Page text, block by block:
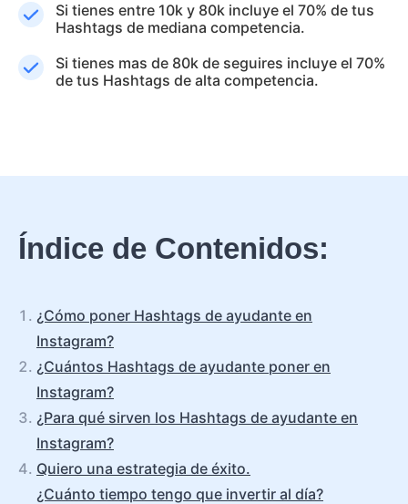
Si tienes entre 10k y 80k incluye el 70% de tus
Hashtags de mediana competencia.
Si tienes mas de 80k de seguires incluye el 70%
de tus Hashtags de alta competencia.
Índice de Contenidos:
¿Cómo poner Hashtags de ayudante en
Instagram?
¿Cuántos Hashtags de ayudante poner en
Instagram?
¿Para qué sirven los Hashtags de ayudante en
Instagram?
Quiero una estrategia de éxito.
¿Cuánto tiempo tengo que invertir al día?